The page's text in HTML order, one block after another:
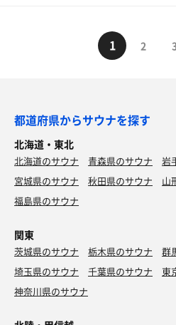
1 2
都道府県からサウナを探す
北海道・東北
北海道のサウナ 青森県のサウナ
岩
宮城県のサウナ
秋田県のサウナ
山
福島県のサウナ
関東
茨城県のサウナ 栃木県のサウナ
群
埼玉県のサウナ
千葉県のサウナ
東
神奈川県のサウナ